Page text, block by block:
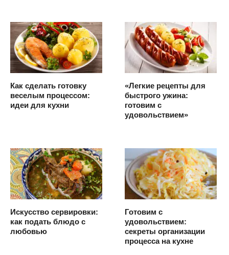
Как сделать готовку
веселым процессом:
идеи для кухни
«Легкие рецепты для
быстрого ужина:
готовим с
удовольствием»
Искусство сервировки:
как подать блюдо с
любовью
Готовим с
удовольствием:
секреты организации
процесса на кухне